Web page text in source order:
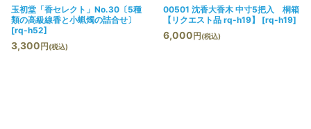
玉初堂「香セレクト」No.30〔5種
類の高級線香と小蝋燭の詰合せ〕
[rq-h52]
3,300 円 (税込)
00501 沈香大香木 中寸5把入 桐箱
【リクエスト品 rq-h19】
[rq-h19]
6,000 円 (税込)